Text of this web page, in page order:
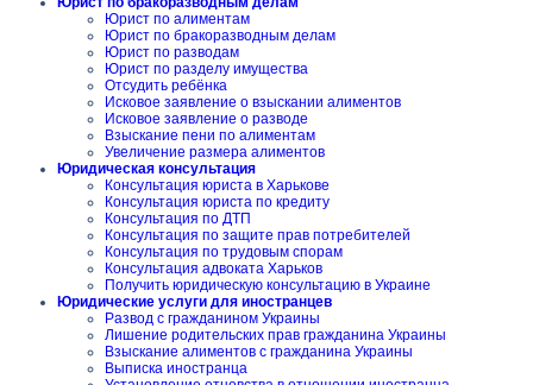
Юрист по алиментам
Юрист по бракоразводным делам
Юрист по разводам
Юрист по разделу имущества
Отсудить ребёнка
Исковое заявление о взыскании алиментов
Исковое заявление о разводе
Взыскание пени по алиментам
Увеличение размера алиментов
Юридическая консультация
Консультация юриста в Харькове
Консультация юриста по кредиту
Консультация по ДТП
Консультация по защите прав потребителей
Консультация по трудовым спорам
Консультация адвоката Харьков
Получить юридическую консультацию в Украине
Юридические услуги для иностранцев
Развод с гражданином Украины
Лишение родительских прав гражданина Украины
Взыскание алиментов с гражданина Украины
Выписка иностранца